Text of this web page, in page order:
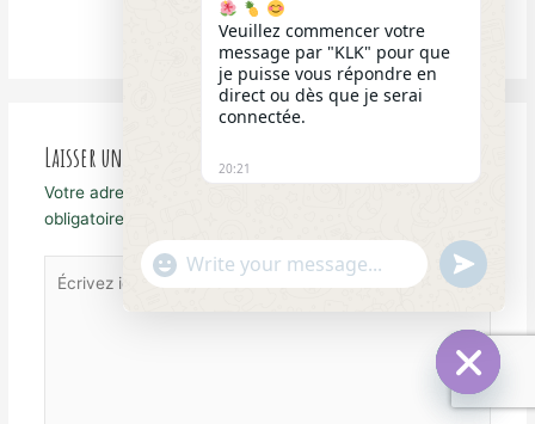
Répondre
Laisser un commentaire
Votre adresse e-mail ne sera pas publiée.
obligatoires sont indiqués avec
Écrivez
ici…
Hide
chaty
Veuillez commencer votre
message par "KLK" pour que
je puisse vous répondre en
direct ou dès que je serai
connectée.
20:21
"+chaty_settings.lang.emoji_picker+"
WhatsApp
undefined